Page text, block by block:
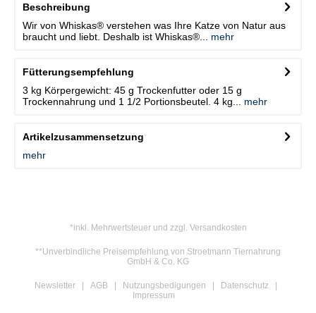
Beschreibung
Wir von Whiskas® verstehen was Ihre Katze von Natur aus
braucht und liebt. Deshalb ist Whiskas®...
mehr
Fütterungsempfehlung
3 kg Körpergewicht: 45 g Trockenfutter oder 15 g
Trockennahrung und 1 1/2 Portionsbeutel. 4 kg...
mehr
Artikelzusammensetzung
mehr
*inkl. Mehrwertsteuer und zzgl. Versandkosten
**Unverbindliche Preisempfehlung von Stroetmann Tiernahrung
GmbH & Co. KG
Newsletter AGB Nutzungsbedigungen
Datenschutz
Impressum